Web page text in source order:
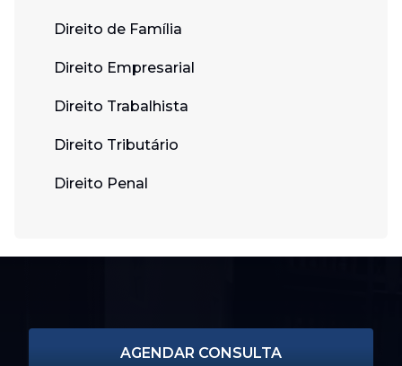
Direito de Família
Direito Empresarial
Direito Trabalhista
Direito Tributário
Direito Penal
AGENDAR CONSULTA